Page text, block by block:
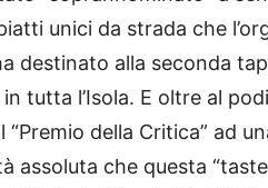
unici da strada che
destinato alla seconda
tutta l’Isola. E oltre al
“Premio della Critica” ad
assoluta che questa